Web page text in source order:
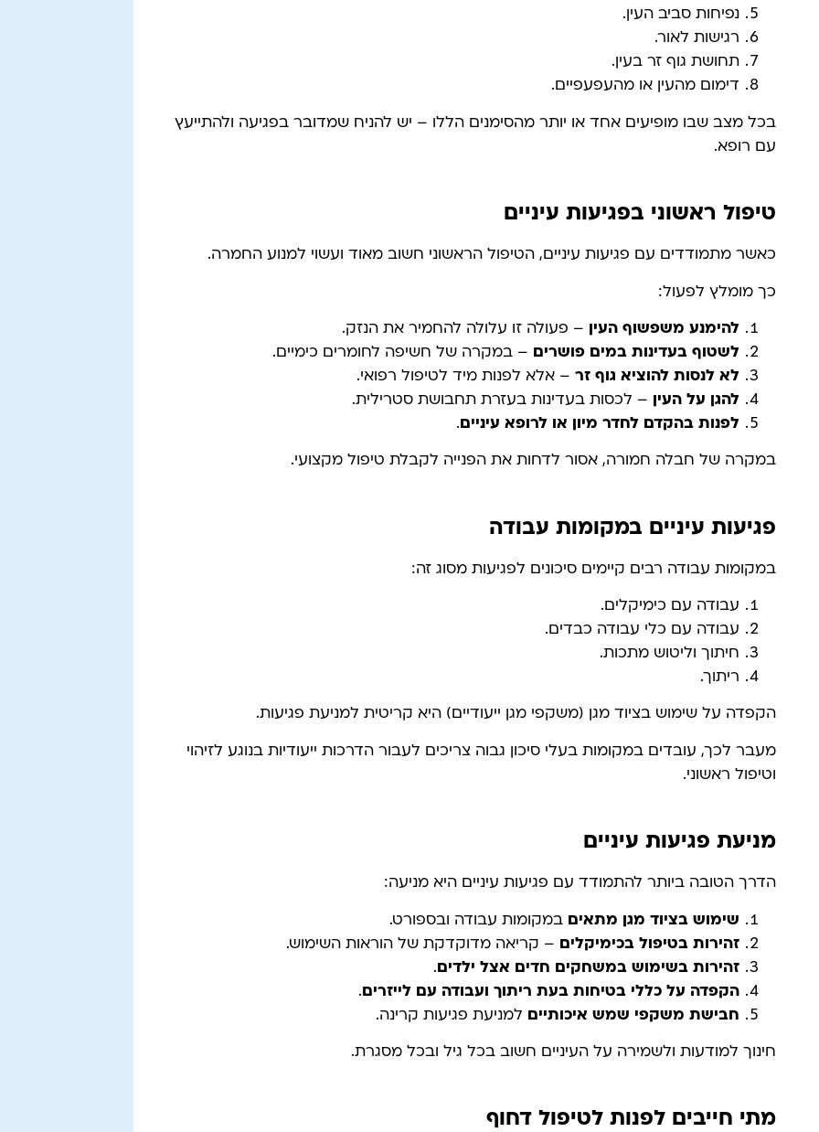
נפיחות סביב העין.
רגישות לאור.
תחושת גוף זר בעין.
דימום מהעין או מהעפעפיים.
בכל מצב שבו מופיעים אחד או יותר מהסימנים הללו – יש להניח שמדובר בפגיעה ולהתייעץ
עם רופא.
טיפול ראשוני בפגיעות עיניים
כאשר מתמודדים עם פגיעות עיניים, הטיפול הראשוני חשוב מאוד ועשוי למנוע החמרה.
כך מומלץ לפעול:
להימנע משפשוף העין
– פעולה זו עלולה להחמיר את הנזק.
לשטוף בעדינות במים פושרים – במקרה של חשיפה לחומרים כימיים.
לא לנסות להוציא גוף זר – אלא לפנות מיד לטיפול רפואי.
להגן על העין
– לכסות בעדינות בעזרת תחבושת סטרילית.
לפנות בהקדם לחדר מיון או לרופא עיניים .
במקרה של חבלה חמורה, אסור לדחות את הפנייה לקבלת טיפול מקצועי.
פגיעות עיניים במקומות עבודה
במקומות עבודה רבים קיימים סיכונים לפגיעות מסוג זה:
עבודה עם כימיקלים.
עבודה עם כלי עבודה כבדים.
חיתוך וליטוש מתכות.
ריתוך.
הקפדה על שימוש בציוד מגן (משקפי מגן ייעודיים) היא קריטית למניעת פגיעות.
מעבר לכך, עובדים במקומות בעלי סיכון גבוה צריכים לעבור הדרכות ייעודיות בנוגע לזיהוי
וטיפול ראשוני.
מניעת פגיעות עיניים
הדרך הטובה ביותר להתמודד עם פגיעות עיניים היא מניעה:
שימוש בציוד מגן מתאים במקומות עבודה ובספורט.
זהירות בטיפול בכימיקלים – קריאה מדוקדקת של הוראות השימוש.
זהירות בשימוש במשחקים חדים אצל ילדים .
הקפדה על כללי בטיחות בעת ריתוך ועבודה עם לייזרים .
חבישת משקפי שמש איכותיים למניעת פגיעות קרינה.
חינוך למודעות ולשמירה על העיניים חשוב בכל גיל ובכל מסגרת.
מתי חייבים לפנות לטיפול דחוף